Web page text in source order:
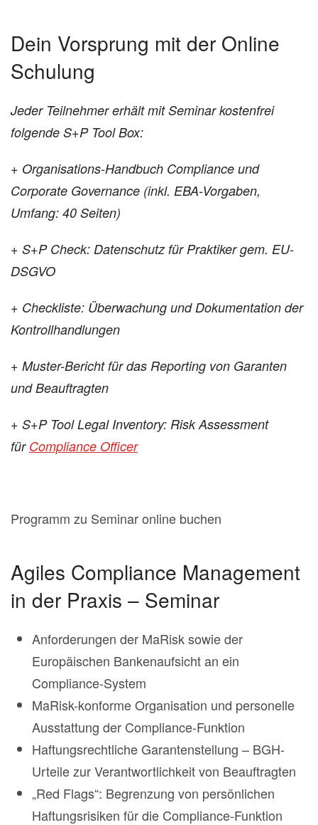
Dein Vorsprung mit der Online
Schulung
Jeder Teilnehmer erhält mit Seminar kostenfrei
folgende S+P Tool Box:
+ Organisations-Handbuch Compliance und
Corporate Governance (inkl. EBA-Vorgaben,
Umfang: 40 Seiten)
+ S+P Check: Datenschutz für Praktiker gem. EU-
DSGVO
+ Checkliste: Überwachung und Dokumentation der
Kontrollhandlungen
+ Muster-Bericht für das Reporting von Garanten
und Beauftragten
+ S+P Tool Legal Inventory: Risk Assessment
für Compliance Officer
Programm zu Seminar online buchen
Agiles Compliance Management
in der Praxis – Seminar
Anforderungen der MaRisk sowie der
Europäischen Bankenaufsicht an ein
Compliance-System
MaRisk-konforme Organisation und personelle
Ausstattung der Compliance-Funktion
Haftungsrechtliche Garantenstellung – BGH-
Urteile zur Verantwortlichkeit von Beauftragten
„Red Flags“: Begrenzung von persönlichen
Haftungsrisiken für die Compliance-Funktion